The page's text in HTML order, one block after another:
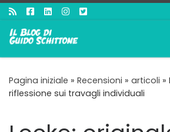
Passa al contenuto
Pagina iniziale » Recensioni » articoli »
riflessione sui travagli individuali